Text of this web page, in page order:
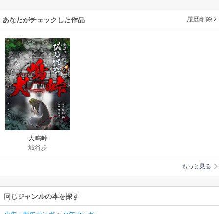
あなたがチェックした作品 履歴削除
犬鳴峠
城谷歩
もっと見る
同じジャンルの本を探す